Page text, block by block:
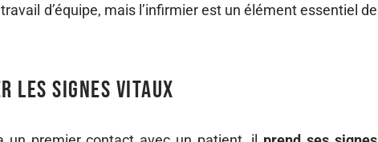
d’équipe, mais l’infirmier est un élément essentiel de
les signes vitaux